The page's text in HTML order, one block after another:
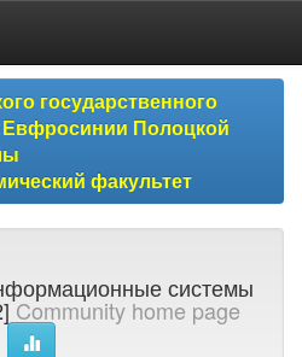
государственного
Евфросинии Полоцкой
факультет
системы
Community home page